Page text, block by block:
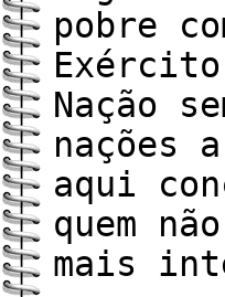
pobre
Nação
nações
aqui
quem
mais